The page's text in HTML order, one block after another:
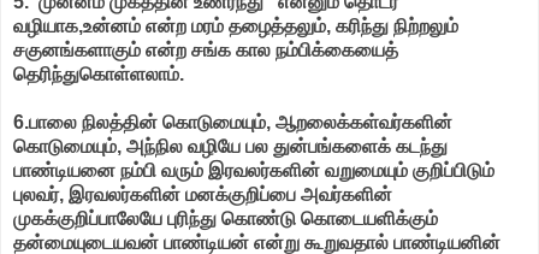
வழியாக,உன்னம் என்ற மரம் தழைத்தலும், கரிந்து நிற்றலும்
சகுனங்களாகும் என்ற சங்க கால நம்பிக்கையைத்
தெரிந்துகொள்ளலாம்.
6.பாலை நிலத்தின் கொடுமையும், ஆறலைக்கள்வர்களின்
கொடுமையும், அந்நில வழியே பல துன்பங்களைக் கடந்து
பாண்டியனை நம்பி வரும் இரவலர்களின் வறுமையும் குறிப்பிடும்
புலவர், இரவலர்களின் மனக்குறிப்பை அவர்களின்
முகக்குறிப்பாலேயே புரிந்து கொண்டு கொடையளிக்கும்
தன்மையுடையவன் பாண்டியன் என்று கூறுவதால் பாண்டியனின்